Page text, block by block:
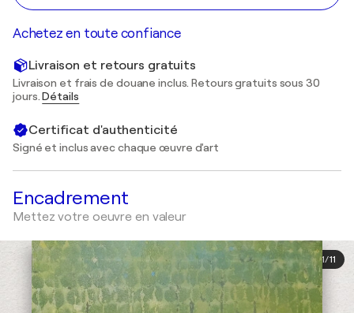
Achetez en toute confiance
Livraison et retours gratuits
Livraison et frais de douane inclus. Retours gratuits sous 30
jours.Détails
Certificat d'authenticité
Signé et inclus avec chaque œuvre d'art
Encadrement
Mettez votre oeuvre en valeur
1/11